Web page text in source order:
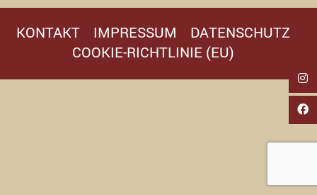
KONTAKT IMPRESSUM
DATENSCHUTZ
COOKIE-RICHTLINIE (EU)